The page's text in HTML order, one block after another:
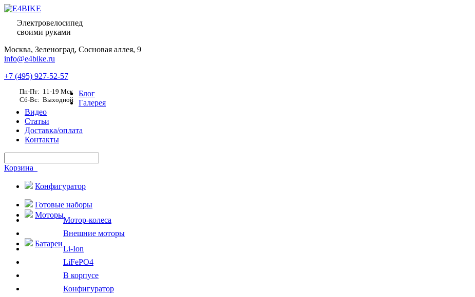
Электровелосипед
своими руками
Москва, Зеленоград, Сосновая аллея, 9
info@e4bike.ru
+7 (495) 927-52-57
Пн-Пт: 11-19 Мск
Сб-Вс: Выходной
Блог
Галерея
Видео
Статьи
Доставка/оплата
Контакты
Корзина
Конфигуратор
Готовые наборы
Моторы
Мотор-колеса
Внешние моторы
Батареи
Li-Ion
LiFePO4
В корпусе
Конфигуратор